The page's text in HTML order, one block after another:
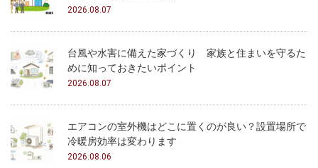
2026.08.07
台風や水害に備えた家づくり 家族と住まいを守るた
めに知っておきたいポイント
2026.08.07
エアコンの室外機はどこに置くのが良い？設置場所で
冷暖房効率は変わります
2026.08.06